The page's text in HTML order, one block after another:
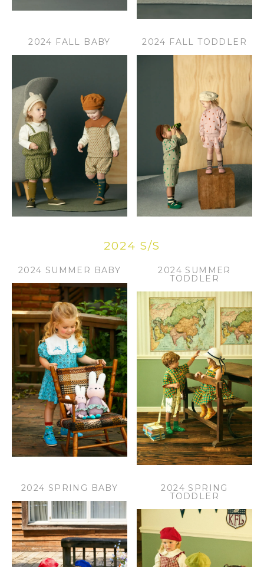
2024 FALL BABY 2024 FALL TODDLER
2024 S/S
2024 SUMMER BABY 2024 SUMMER
TODDLER
2024 SPRING BABY 2024 SPRING
TODDLER